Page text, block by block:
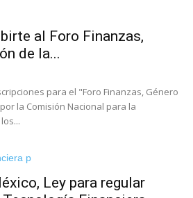
al Foro Finanzas,
de la...
para el "Foro Finanzas, Género
la Comisión Nacional para la
Ley para regular